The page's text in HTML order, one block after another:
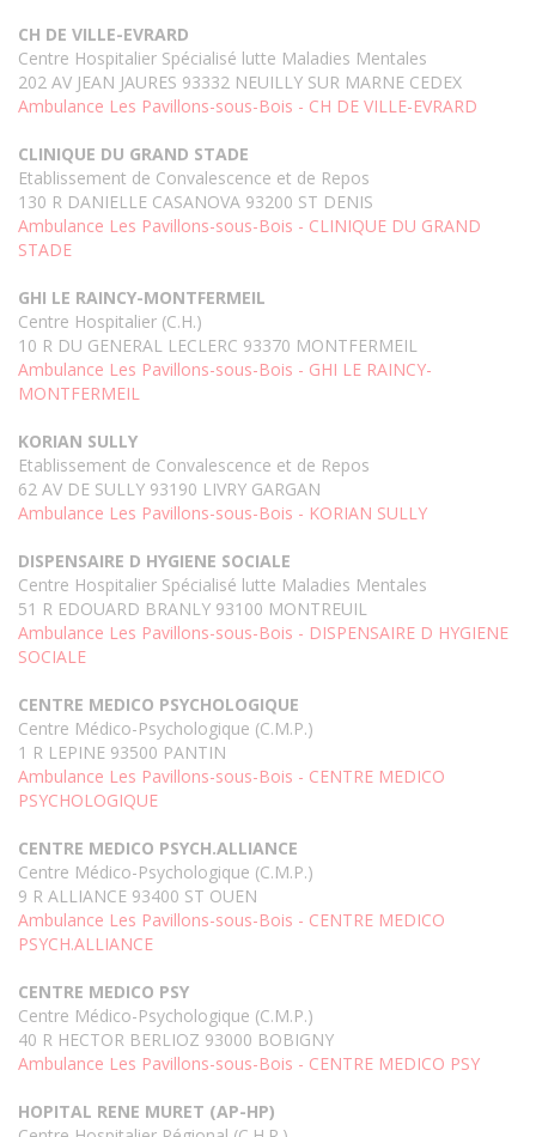
CH DE VILLE-EVRARD
Centre Hospitalier Spécialisé lutte Maladies Mentales
202 AV JEAN JAURES 93332 NEUILLY SUR MARNE CEDEX
Ambulance Les Pavillons-sous-Bois - CH DE VILLE-EVRARD
CLINIQUE DU GRAND STADE
Etablissement de Convalescence et de Repos
130 R DANIELLE CASANOVA 93200 ST DENIS
Ambulance Les Pavillons-sous-Bois - CLINIQUE DU GRAND
STADE
GHI LE RAINCY-MONTFERMEIL
Centre Hospitalier (C.H.)
10 R DU GENERAL LECLERC 93370 MONTFERMEIL
Ambulance Les Pavillons-sous-Bois - GHI LE RAINCY-
MONTFERMEIL
KORIAN SULLY
Etablissement de Convalescence et de Repos
62 AV DE SULLY 93190 LIVRY GARGAN
Ambulance Les Pavillons-sous-Bois - KORIAN SULLY
DISPENSAIRE D HYGIENE SOCIALE
Centre Hospitalier Spécialisé lutte Maladies Mentales
51 R EDOUARD BRANLY 93100 MONTREUIL
Ambulance Les Pavillons-sous-Bois - DISPENSAIRE D HYGIENE
SOCIALE
CENTRE MEDICO PSYCHOLOGIQUE
Centre Médico-Psychologique (C.M.P.)
1 R LEPINE 93500 PANTIN
Ambulance Les Pavillons-sous-Bois - CENTRE MEDICO
PSYCHOLOGIQUE
CENTRE MEDICO PSYCH.ALLIANCE
Centre Médico-Psychologique (C.M.P.)
9 R ALLIANCE 93400 ST OUEN
Ambulance Les Pavillons-sous-Bois - CENTRE MEDICO
PSYCH.ALLIANCE
CENTRE MEDICO PSY
Centre Médico-Psychologique (C.M.P.)
40 R HECTOR BERLIOZ 93000 BOBIGNY
Ambulance Les Pavillons-sous-Bois - CENTRE MEDICO PSY
HOPITAL RENE MURET (AP-HP)